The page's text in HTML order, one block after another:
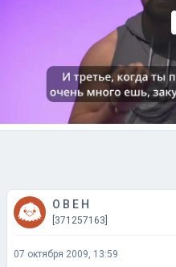
О В Е Н
[371257163]
07 октября 2009, 13:59